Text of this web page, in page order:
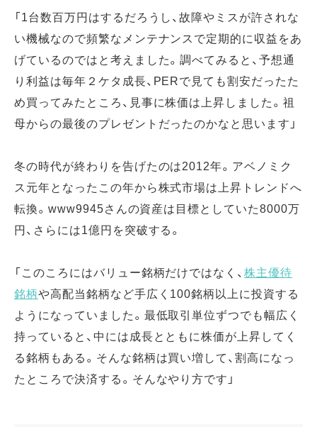
「1台数百万円はするだろうし、故障やミスが許されな
い機械なので頻繁なメンテナンスで定期的に収益をあ
げているのではと考えました。調べてみると、予想通
り利益は毎年２ケタ成長、PERで見ても割安だったた
め買ってみたところ、見事に株価は上昇しました。祖
母からの最後のプレゼントだったのかなと思います」
冬の時代が終わりを告げたのは2012年。アベノミク
ス元年となったこの年から株式市場は上昇トレンドへ
転換。www9945さんの資産は目標としていた8000万
円、さらには1億円を突破する。
「このころにはバリュー銘柄だけではなく、株主優待
銘柄や高配当銘柄など手広く100銘柄以上に投資する
ようになっていました。最低取引単位ずつでも幅広く
持っていると、中には成長とともに株価が上昇してく
る銘柄もある。そんな銘柄は買い増して、割高になっ
たところで決済する。そんなやり方です」